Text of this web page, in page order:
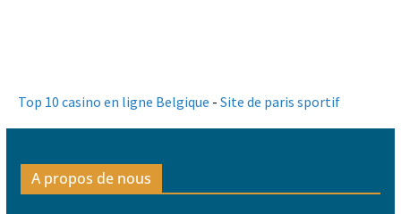
Top 10 casino en ligne Belgique - Site de paris sportif
A propos de nous